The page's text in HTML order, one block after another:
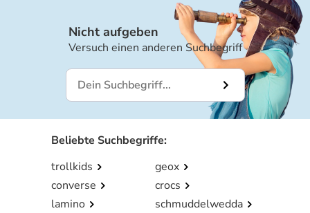
Nicht aufgeben
Versuch einen anderen Suchbegriff
Beliebte Suchbegriffe:
trollkids
geox
converse
crocs
lamino
schmuddelwedda